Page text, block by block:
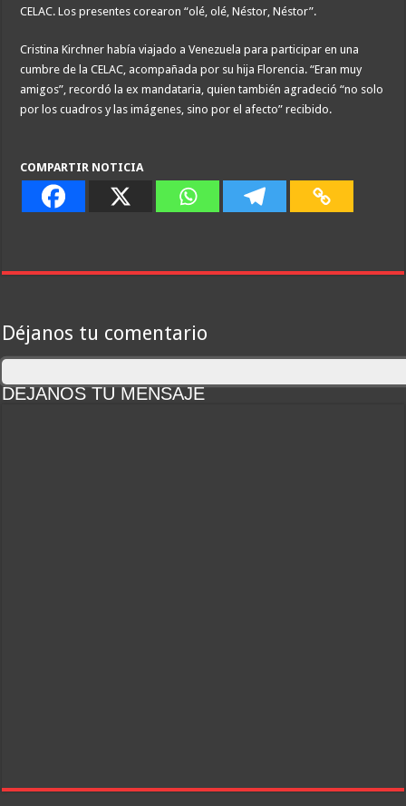
CELAC. Los presentes corearon “olé, olé, Néstor, Néstor”.
Cristina Kirchner había viajado a Venezuela para participar en una
cumbre de la CELAC, acompañada por su hija Florencia. “Eran muy
amigos”, recordó la ex mandataria, quien también agradeció “no solo
por los cuadros y las imágenes, sino por el afecto” recibido.
COMPARTIR NOTICIA
Déjanos tu comentario
DEJANOS TU MENSAJE